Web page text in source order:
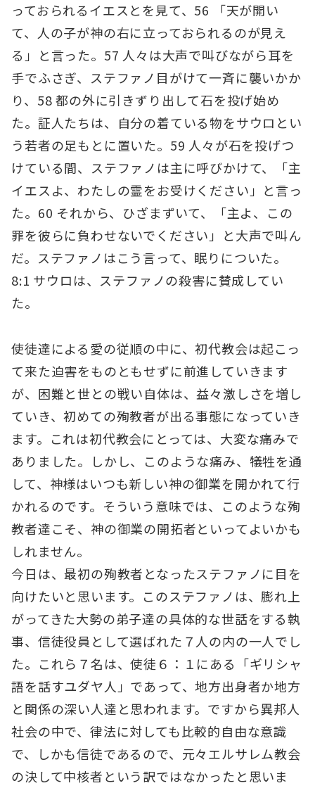
っておられるイエスとを見て、56 「天が開い
て、人の子が神の右に立っておられるのが見え
る」と言った。57 人々は大声で叫びながら耳を
手でふさぎ、ステファノ目がけて一斉に襲いかか
り、58 都の外に引きずり出して石を投げ始め
た。証人たちは、自分の着ている物をサウロとい
う若者の足もとに置いた。59 人々が石を投げつ
けている間、ステファノは主に呼びかけて、「主
イエスよ、わたしの霊をお受けください」と言っ
た。60 それから、ひざまずいて、「主よ、この
罪を彼らに負わせないでください」と大声で叫ん
だ。ステファノはこう言って、眠りについた。
8:1 サウロは、ステファノの殺害に賛成してい
た。
使徒達による愛の従順の中に、初代教会は起こっ
て来た迫害をものともせずに前進していきます
が、困難と世との戦い自体は、益々激しさを増し
ていき、初めての殉教者が出る事態になっていき
ます。これは初代教会にとっては、大変な痛みで
ありました。しかし、このような痛み、犠牲を通
して、神様はいつも新しい神の御業を開かれて行
かれるのです。そういう意味では、このような殉
教者達こそ、神の御業の開拓者といってよいかも
しれません。
今日は、最初の殉教者となったステファノに目を
向けたいと思います。このステファノは、膨れ上
がってきた大勢の弟子達の具体的な世話をする執
事、信徒役員として選ばれた７人の内の一人でし
た。これら７名は、使徒６：１にある「ギリシャ
語を話すユダヤ人」であって、地方出身者か地方
と関係の深い人達と思われます。ですから異邦人
社会の中で、律法に対しても比較的自由な意識
で、しかも信徒であるので、元々エルサレム教会
の決して中核者という訳ではなかったと思いま